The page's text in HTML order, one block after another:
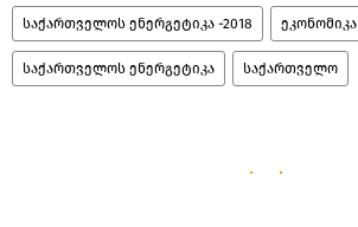
საქართველოს ენერგეტიკა -2018 ეკონომიკა
საქართველოს ენერგეტიკა საქართველო